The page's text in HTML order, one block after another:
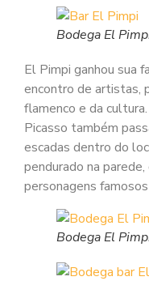
Bodega El
El Pimpi ganhou sua
encontro de artistas,
flamenco e da
Picasso também
escadas dentro do
pendurado na
personagens
Bodega El